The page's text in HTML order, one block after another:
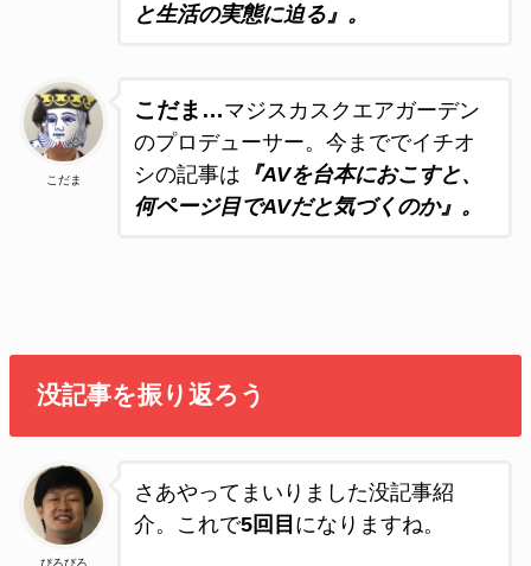
と生活の実態に迫る』。
こだま
こだま…マジスカスクエアガーデン
のプロデューサー。今まででイチオ
シの記事は 『AVを台本におこすと、
何ページ目でAVだと気づくのか』。
没記事を振り返ろう
ぴろぴろ
さあやってまいりました没記事紹
介。これで5回目 になりますね。